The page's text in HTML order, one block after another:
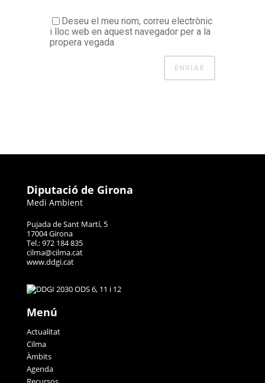
Deseu el meu nom, correu electrònic
i lloc web en aquest navegador per a la
propera vegada
Diputació de Girona
Medi Ambient
Pujada de Sant Martí, 5
17004 Girona
Tel.: 972 184 835
cilma@cilma.cat
www.ddgi.cat
Menú
Actualitat
Cilma
Àmbits
Agenda